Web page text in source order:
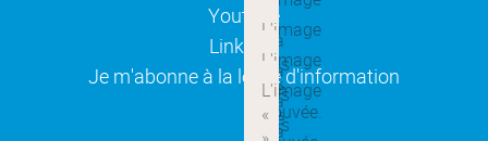
Youtube(ouverture dans une
Linkedin
(ouverture dans une
Je m'abonne à la lettre d'information
(ouverture dans une